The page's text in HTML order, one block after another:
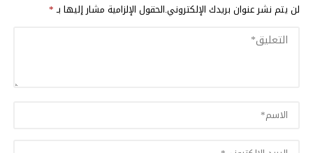
لن يتم نشر عنوان بريدك الإلكتروني.الحقول الإلزامية مشار إليها بـ*